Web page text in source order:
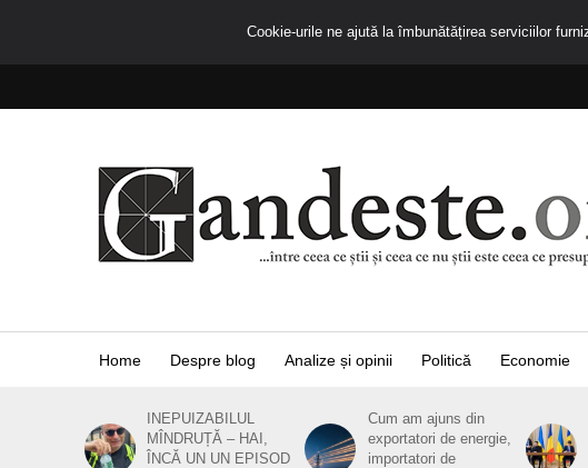
Home Despre blog Analize și opinii Politică Economie
INEPUIZABILUL
MÎNDRUȚĂ – HAI,
ÎNCĂ UN UN EPISOD
Cum am ajuns din
exportatori de energie,
importatori de
Cookie-urile ne ajută la îmbunătățirea serviciilor